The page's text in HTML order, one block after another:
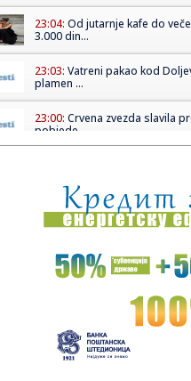
23:04: Od jutarnje kafe do
3.000 din...
23:03: Vatreni pakao kod
plamen ...
23:00: Crvena zvezda slavila
pobjede
22:57:RADNIČKI SE
Dači“,...
22:53:Belgija najveći izvoznik
Srušio se helikopter;
22:49:Od 50 do više od